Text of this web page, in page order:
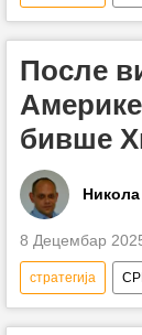
Свет – политика
национална
После
бивше
8 Децембар
стратегија
стратегија